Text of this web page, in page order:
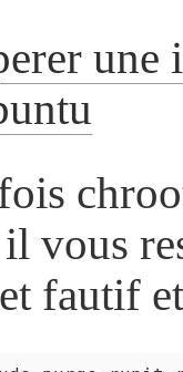
une
vous
fautif